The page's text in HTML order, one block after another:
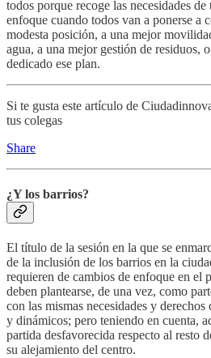
todos porque recoge las necesidades
enfoque cuando todos van a ponerse a
modesta posición, a una mejor
agua, a una mejor gestión de residuos,
dedicado ese plan.
Si te gusta este artículo de
tus colegas
Share
¿Y los barrios?
El título de la sesión en la que se
de la inclusión de los barrios en la
requieren de cambios de enfoque en el
deben plantearse, de una vez, como
con las mismas necesidades y
y dinámicos; pero teniendo en cuenta,
partida desfavorecida respecto al resto
su alejamiento del centro.